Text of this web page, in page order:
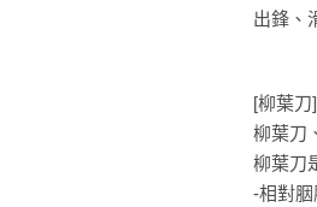
出鋒、
[柳葉
柳葉刀
柳葉刀
-相對